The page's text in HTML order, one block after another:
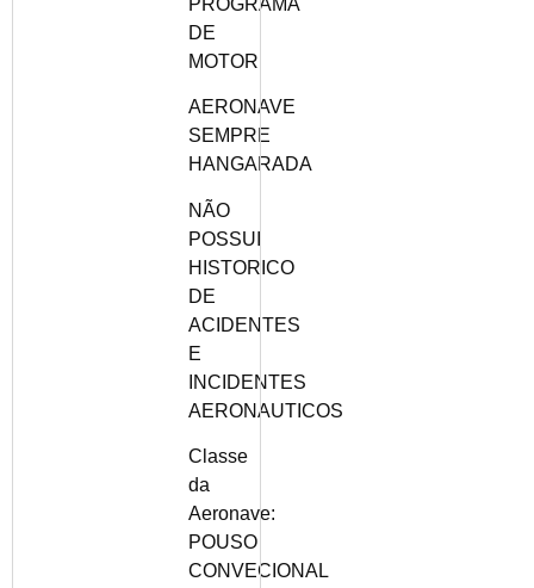
PROGRAMA
DE
MOTOR
AERONAVE
SEMPRE
HANGARADA
NÃO
POSSUI
HISTORICO
DE
ACIDENTES
E
INCIDENTES
AERONAUTICOS
Classe
da
Aeronave:
POUSO
CONVECIONAL